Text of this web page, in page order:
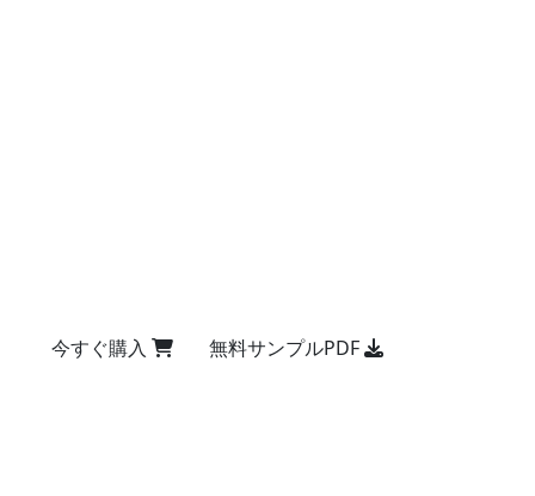
今すぐ購入 無料サンプルPDF